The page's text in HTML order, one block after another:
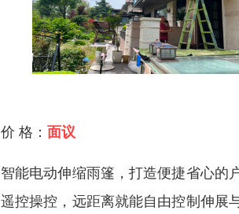
价 格： 面议
智能电动伸缩雨篷，打造便捷省心的
遥控操控，远距离就能自由控制伸展